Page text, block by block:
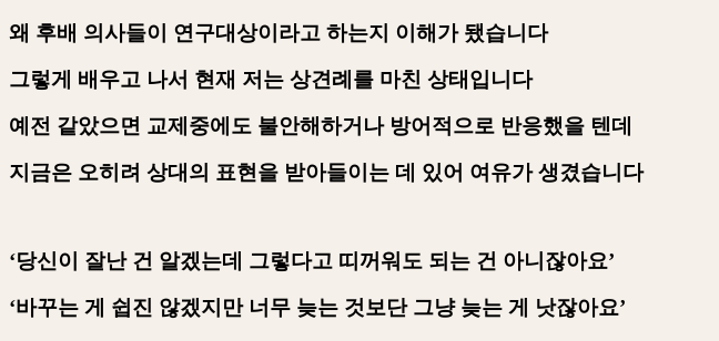
왜 후배 의사들이 연구대상이라고 하는지 이해가 됐습니다
그렇게 배우고 나서 현재 저는 상견례를 마친 상태입니다
예전 같았으면 교제중에도 불안해하거나 방어적으로 반응했을 텐데
지금은 오히려 상대의 표현을 받아들이는 데 있어 여유가 생겼습니다
‘당신이 잘난 건 알겠는데 그렇다고 띠꺼워도 되는 건 아니잖아요’
‘바꾸는 게 쉽진 않겠지만 너무 늦는 것보단 그냥 늦는 게 낫잖아요’